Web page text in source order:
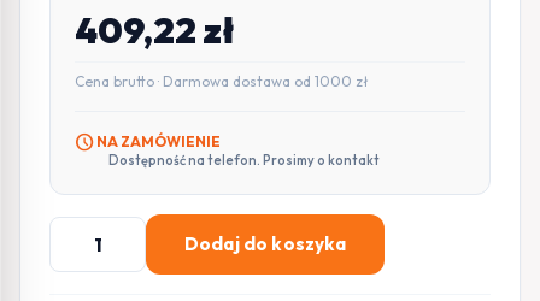
409,22zł
Cena brutto · Darmowa dostawa od 1000 zł
schedule NA ZAMÓWIENIE
Dostępność na telefon. Prosimy o kontakt
ilość
UBIQUITI
Dodaj do koszyka